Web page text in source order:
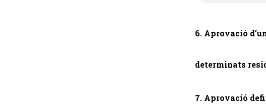
6. Aprovació
determinats
7. Aprovació